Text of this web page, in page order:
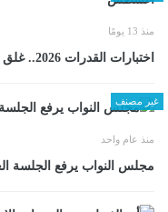
منذ 13 يومًا
اختبارات القدرات 2026.. غلق باب التقدم عبر موقع التنسيق 6 أغسطس
غير مصنف
منذ عام واحد
مجلس النواب يرفع الجلسة